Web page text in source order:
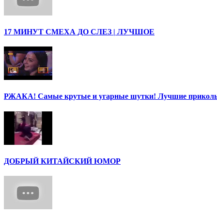
17 МИНУТ СМЕХА ДО СЛЕЗ | ЛУЧШОЕ
РЖАКА! Самые крутые и угарные шутки! Лучшие
ДОБРЫЙ КИТАЙСКИЙ ЮМОР